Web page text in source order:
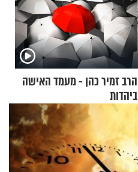
הרב זמיר כהן - מעמד האישה
ביהדות